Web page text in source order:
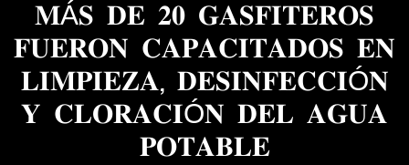
𝐌Á𝐒 𝐃𝐄 𝟐𝟎 𝐆𝐀𝐒𝐅𝐈𝐓𝐄𝐑𝐎𝐒
𝐅𝐔𝐄𝐑𝐎𝐍 𝐂𝐀𝐏𝐀𝐂𝐈𝐓𝐀𝐃𝐎𝐒 𝐄𝐍
𝐋𝐈𝐌𝐏𝐈𝐄𝐙𝐀, 𝐃𝐄𝐒𝐈𝐍𝐅𝐄𝐂𝐂𝐈Ó𝐍
𝐘 𝐂𝐋𝐎𝐑𝐀𝐂𝐈Ó𝐍 𝐃𝐄𝐋 𝐀𝐆𝐔𝐀
𝐏𝐎𝐓𝐀𝐁𝐋𝐄